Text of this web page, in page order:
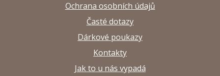
Ochrana osobních údajů
Časté dotazy
Dárkové poukazy
Kontakty
Jak to u nás vypadá